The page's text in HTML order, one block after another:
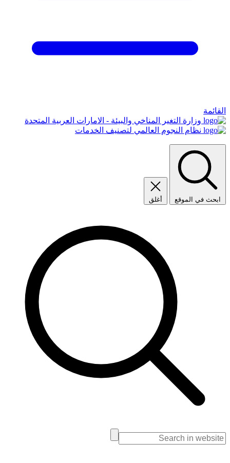
القائمة
وزارة التغير المناخي والبيئة - الامارات العربية المتحدة
نظام النجوم العالمي لتصنيف الخدمات
ابحث في الموقع أغلق